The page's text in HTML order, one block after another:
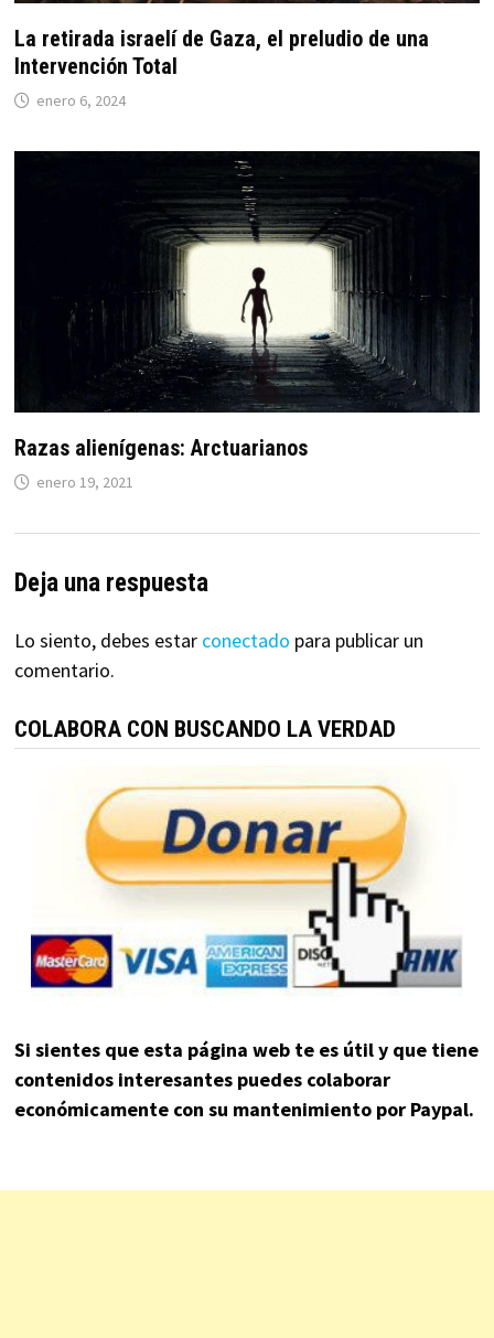
La retirada israelí de Gaza, el preludio de una
Intervención Total
enero 6, 2024
Razas alienígenas: Arctuarianos
enero 19, 2021
Deja una respuesta
Lo siento, debes estar conectado para publicar un
comentario.
COLABORA CON BUSCANDO LA VERDAD
Si sientes que esta página web te es útil y que tiene
contenidos interesantes puedes colaborar
económicamente con su mantenimiento por Paypal.